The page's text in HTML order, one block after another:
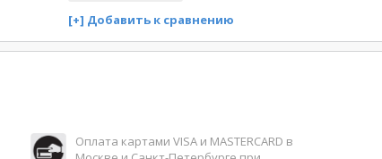
Оплата картами VISA и MASTERCARD в